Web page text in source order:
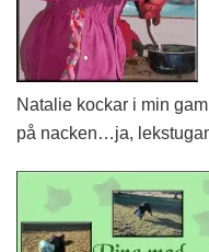
Natalie kockar i min
på nacken…ja,